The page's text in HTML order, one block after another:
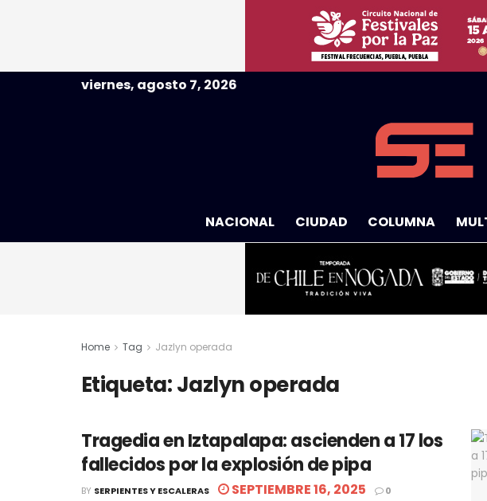
viernes, agosto 7, 2026
NACIONAL CIUDAD COLUMNA
Home Tag Jazlyn operada
Etiqueta:Jazlyn operada
Tragedia en Iztapalapa: ascienden a 17 los
fallecidos por la explosión de pipa
BY SERPIENTES Y ESCALERAS SEPTIEMBRE 16, 2025 0